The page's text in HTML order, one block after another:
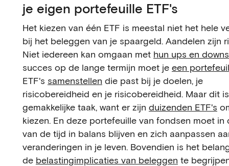
je eigen portefeuille ETF's
Het kiezen van één ETF is meestal niet het hele
bij het beleggen van je spaargeld. Aandelen zijn
Niet iedereen kan omgaan met hun ups en downs
succes op de lange termijn moet je een
ETF's samenstellen die past bij je doelen, je
risicobereidheid en je risicobereidheid. Maar dit
gemakkelijke taak, want er zijn duizenden ETF's
kiezen. En deze portefeuille van fondsen moet in
van de tijd in balans blijven en zich aanpassen
veranderingen in je leven. Bovendien is het
de belastingimplicaties van beleggen te